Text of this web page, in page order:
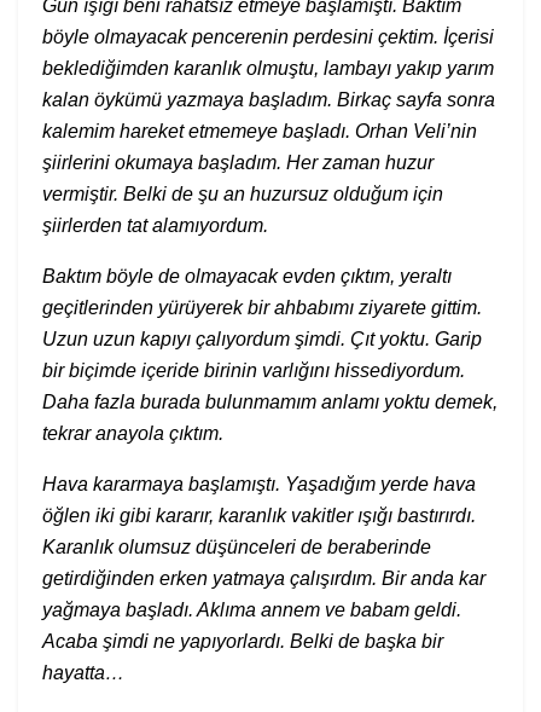
Gün ışığı beni rahatsız etmeye başlamıştı. Baktım
böyle olmayacak pencerenin perdesini çektim. İçerisi
beklediğimden karanlık olmuştu, lambayı yakıp yarım
kalan öykümü yazmaya başladım. Birkaç sayfa sonra
kalemim hareket etmemeye başladı. Orhan Veli’nin
şiirlerini okumaya başladım. Her zaman huzur
vermiştir. Belki de şu an huzursuz olduğum için
şiirlerden tat alamıyordum.
Baktım böyle de olmayacak evden çıktım, yeraltı
geçitlerinden yürüyerek bir ahbabımı ziyarete gittim.
Uzun uzun kapıyı çalıyordum şimdi. Çıt yoktu. Garip
bir biçimde içeride birinin varlığını hissediyordum.
Daha fazla burada bulunmamım anlamı yoktu demek,
tekrar anayola çıktım.
Hava kararmaya başlamıştı. Yaşadığım yerde hava
öğlen iki gibi kararır, karanlık vakitler ışığı bastırırdı.
Karanlık olumsuz düşünceleri de beraberinde
getirdiğinden erken yatmaya çalışırdım. Bir anda kar
yağmaya başladı. Aklıma annem ve babam geldi.
Acaba şimdi ne yapıyorlardı. Belki de başka bir
hayatta…